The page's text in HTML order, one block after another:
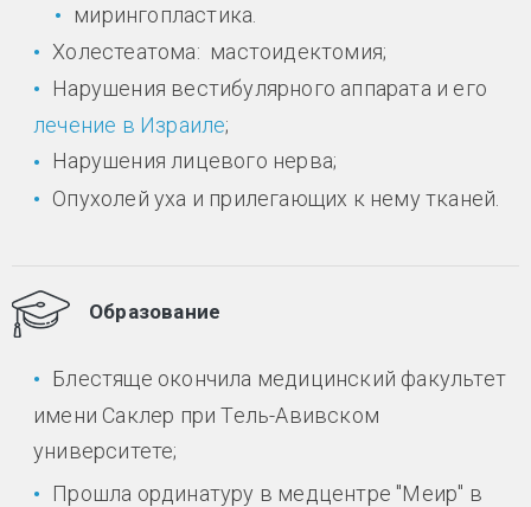
мирингопластика.
Холестеатома: мастоидектомия;
Нарушения вестибулярного аппарата и его
лечение в Израиле;
Нарушения лицевого нерва;
Опухолей уха и прилегающих к нему тканей.
Образование
Блестяще окончила медицинский факультет
имени Саклер при Тель-Авивском
университете;
Прошла ординатуру в медцентре "Меир" в